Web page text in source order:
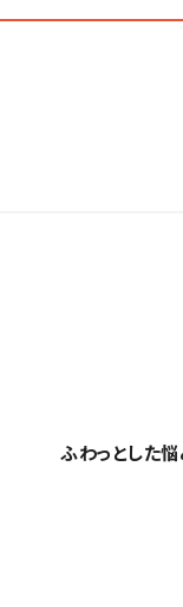
ふわっとした